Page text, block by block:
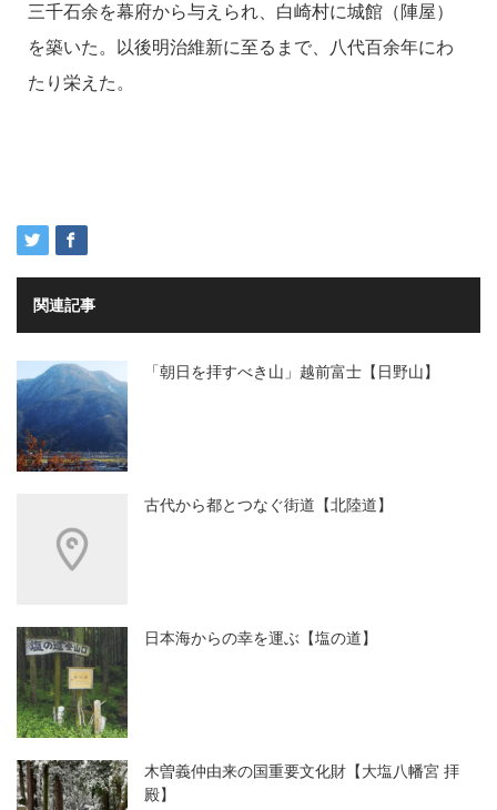
三千石余を幕府から与えられ、白崎村に城館（陣屋）
を築いた。以後明治維新に至るまで、八代百余年にわ
たり栄えた。
関連記事
「朝日を拝すべき山」越前富士【日野山】
古代から都とつなぐ街道【北陸道】
日本海からの幸を運ぶ【塩の道】
木曽義仲由来の国重要文化財【大塩八幡宮 拝
殿】